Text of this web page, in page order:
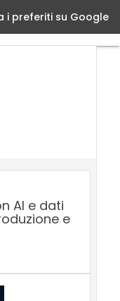
i preferiti su Google
è importante
AI e dati
e